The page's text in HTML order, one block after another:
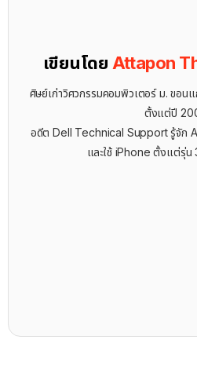
เขียนโดย Attapon
ศิษย์เก่าวิศวกรรมคอมพิวเตอร์ ม. ขอ
ตั้งแต่ปี
อดีต Dell Technical Support รู้จัก
และใช้ iPhone ตั้งแต่รุ่น